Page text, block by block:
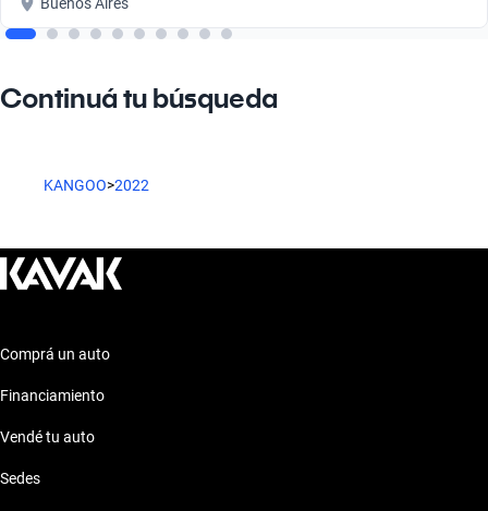
Continuá tu búsqueda
KANGOO>2022
Comprá un auto
Financiamiento
Vendé tu auto
Sedes